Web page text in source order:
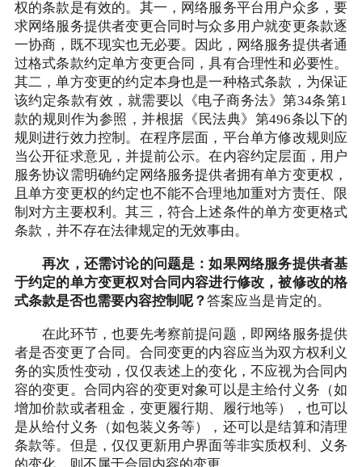
权的条款是有效的。其一，网络服务平台用户众多，要
求网络服务提供者变更合同时与众多用户就变更条款逐
一协商，既不现实也无必要。因此，网络服务提供者通
过格式条款约定单方变更合同，具有合理性和必要性。
其二，单方变更的约定本身也是一种格式条款，为保证
该约定条款有效，就需要以《电子商务法》第34条第1
款的规则作为参照，并根据《民法典》第496条以下的
规则进行效力控制。在程序层面，平台单方修改规则应
当公开征求意见，并提前公示。在内容约定层面，用户
服务协议需明确约定网络服务提供者拥有单方变更权，
且单方变更权的约定也不能不合理地加重对方责任、限
制对方主要权利。其三，符合上述条件的单方变更格式
条款，并不存在法律规定的无效事由。
再次，还需讨论的问题是：如果网络服务提供者基
于约定的单方变更权对合同内容进行修改，被修改的格
式条款是否也需要内容控制呢？ 答案应当是肯定的。
在此环节，也要先考察前提问题，即网络服务提供
者是否变更了合同。合同变更的内容应当为双方权利义
务的实质性变动，仅仅表述上的变化，不应视为合同内
容的变更。合同内容的变更对象可以是主给付义务（如
增加价款或者租金，变更履行期、履行地等），也可以
是从给付义务（如包装义务等），还可以是结算和清理
条款等。但是，仅仅更新用户界面等非实质权利、义务